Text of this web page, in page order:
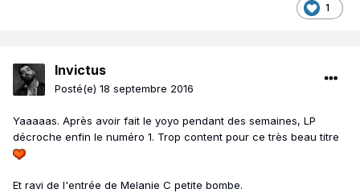
1
Invictus
Posté(e) 18 septembre 2016
Yaaaaas. Après avoir fait le yoyo pendant des semaines, LP
décroche enfin le numéro 1. Trop content pour ce très beau titre
Et ravi de l'entrée de Melanie C petite bombe.